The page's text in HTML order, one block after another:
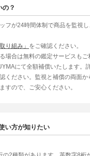
の？
フが24時間体制で商品を監視
り組み」 をご確認ください。
場合は無料の鑑定サービスもご
にて全額補償いたします。
ください。監視と補償の両面か
すので、ご安心ください。
い方が知りたい